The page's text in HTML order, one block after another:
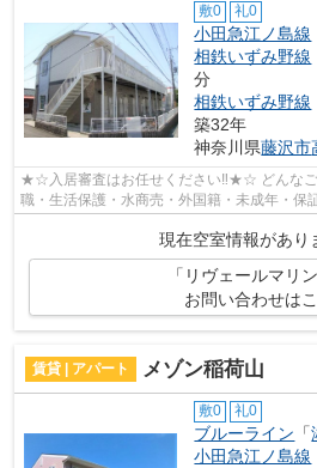
敷0 礼0
小田急江ノ島線
相鉄いずみ野線
分
相鉄いずみ野線
築32年
神奈川県藤沢市
★☆入居審査はお任せください‼★☆ どんなご
職・生活保護・水商売・外国籍・未成年・保
現在空室情報があり
「リヴェールマリ
お問い合わせは
賃貸 | アパート メゾン稲荷山
敷0 礼0
ブルーライン 「
小田急江ノ島線